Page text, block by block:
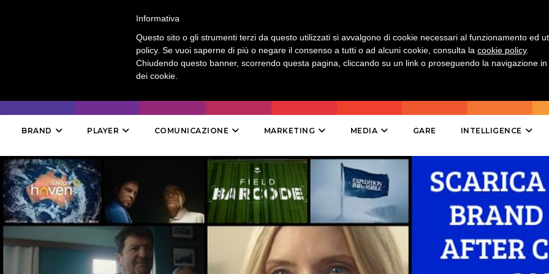
SPONSOR
DESIGN
PUNTI VENDITA
CSR
BRAND PLAYER COMUNICAZIONE MARKETING MEDIA GARE INTELLIGENCE
Informativa
Questo sito o gli strumenti terzi da questo utilizzati si avvalgono di cookie necessari al funzionamento ed
policy. Se vuoi saperne di più o negare il consenso a tutti o ad alcuni cookie, consulta la cookie policy.
Chiudendo questo banner, scorrendo questa pagina, cliccando su un link o proseguendo la navigazione
dei cookie.